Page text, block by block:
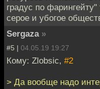
градус по
серое и убогое
Sergaza »
#5 | 04.05.19 19:27
Кому: Zlobsic, #2
> Да вообще надо